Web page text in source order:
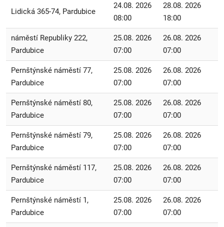
Lidická 365-74, Pardubice
24.08. 2026
08:00
28.08. 2026
18:00
náměstí Republiky 222,
Pardubice
25.08. 2026
07:00
26.08. 2026
07:00
Pernštýnské náměstí 77,
Pardubice
25.08. 2026
07:00
26.08. 2026
07:00
Pernštýnské náměstí 80,
Pardubice
25.08. 2026
07:00
26.08. 2026
07:00
Pernštýnské náměstí 79,
Pardubice
25.08. 2026
07:00
26.08. 2026
07:00
Pernštýnské náměstí 117,
Pardubice
25.08. 2026
07:00
26.08. 2026
07:00
Pernštýnské náměstí 1,
Pardubice
25.08. 2026
07:00
26.08. 2026
07:00